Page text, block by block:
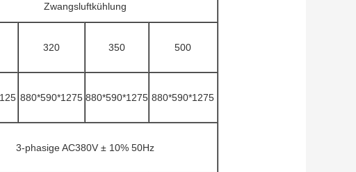
Zwangsluftkühlung
320 350 500
880*590*1275 880*590*1275 880*590*1275
3-phasige AC380V ± 10% 50Hz